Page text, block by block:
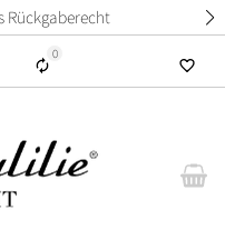
Rückgaberecht
0